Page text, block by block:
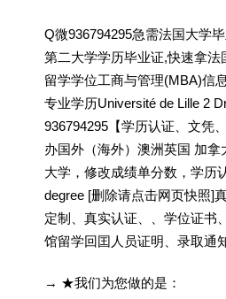
Q微936794295急需法国大学
第二大学学历毕业证,快速拿
留学学位工商与管理(MBA)信
专业学历Université de Lille 2
936794295【学历认证、文凭
办国外（海外）澳洲英国 加
大学，修改成绩单分数，学历
degree [删除请点击网页快照]
定制、真实认证、、学位证书
馆留学回囯人员证明、录取通
→ ★我们为您做的是：